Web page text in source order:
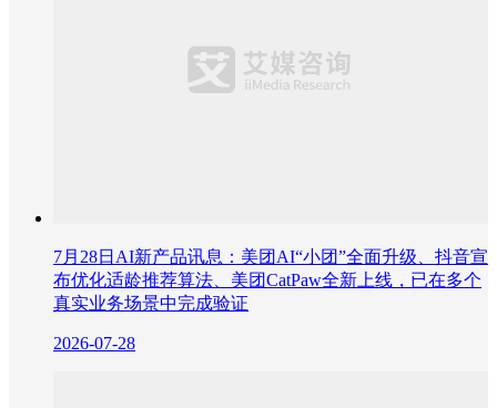
7月28日AI新产品讯息：美团AI“小团”全面升级、抖音宣
布优化适龄推荐算法、美团CatPaw全新上线，已在多个
真实业务场景中完成验证
2026-07-28